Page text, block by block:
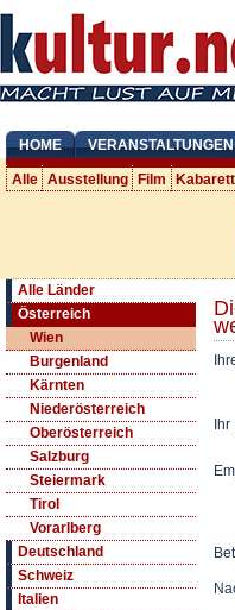
HOME VERANSTALTUNGEN
Alle Ausstellung Film Kabarett
Alle Länder
Österreich
Wien
Burgenland
Kärnten
Niederösterreich
Oberösterreich
Salzburg
Steiermark
Tirol
Vorarlberg
Deutschland
Schweiz
Italien
Ihr